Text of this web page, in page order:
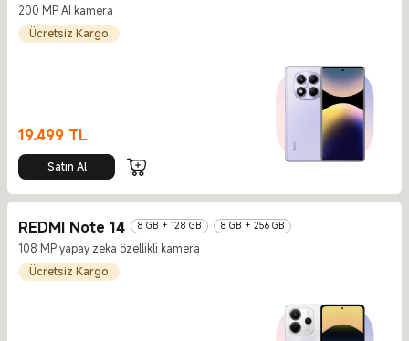
200 MP AI kamera
Ücretsiz Kargo
19.499 TL
Current Price TL19499
Satın Al
REDMI Note 14 8 GB + 128 GB 8 GB + 256 GB
108 MP yapay zeka özellikli kamera
Ücretsiz Kargo